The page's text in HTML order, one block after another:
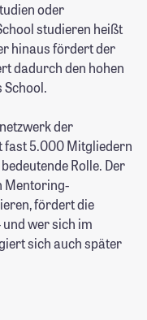
oder
studieren heißt
hinaus fördert der
dadurch den hohen
School.
der
fast 5.000 Mitgliedern
Rolle. Der
Mentoring-
fördert die
wer sich im
sich auch später